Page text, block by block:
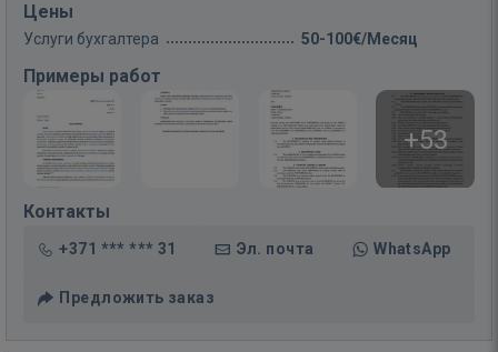
Цены
Услуги бухгалтера 50-100€/Месяц
Примеры работ
+53
Контакты
+371 *** *** 31 Эл. почта WhatsApp
Предложить заказ